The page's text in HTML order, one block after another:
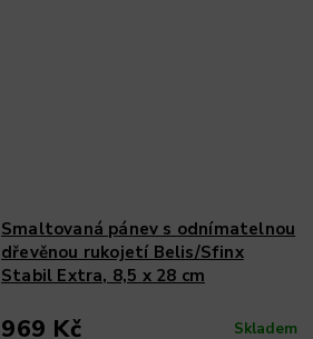
Smaltovaná pánev s odnímatelnou
dřevěnou rukojetí Belis/Sfinx
Stabil Extra, 8,5 x 28 cm
Skladem
969 Kč